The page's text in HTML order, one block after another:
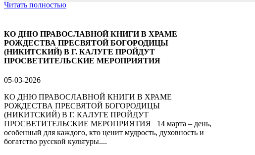
Читать полностью
КО ДНЮ ПРАВОСЛАВНОЙ КНИГИ В ХРАМЕ
РОЖДЕСТВА ПРЕСВЯТОЙ БОГОРОДИЦЫ
(НИКИТСКИЙ) В Г. КАЛУГЕ ПРОЙДУТ
ПРОСВЕТИТЕЛЬСКИЕ МЕРОПРИЯТИЯ
05-03-2026
КО ДНЮ ПРАВОСЛАВНОЙ КНИГИ В ХРАМЕ
РОЖДЕСТВА ПРЕСВЯТОЙ БОГОРОДИЦЫ
(НИКИТСКИЙ) В Г. КАЛУГЕ ПРОЙДУТ
ПРОСВЕТИТЕЛЬСКИЕ МЕРОПРИЯТИЯ 14 марта – день,
особенный для каждого, кто ценит мудрость, духовность и
богатство русской культуры....